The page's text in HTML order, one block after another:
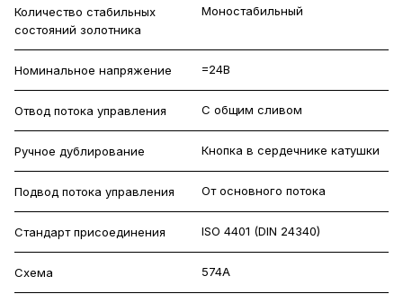
Количество стабильных
состояний золотника
Моностабильный
Номинальное напряжение =24В
Отвод потока управления С общим сливом
Ручное дублирование Кнопка в сердечнике катушки
Подвод потока управления От основного потока
Стандарт присоединения ISO 4401 (DIN 24340)
Схема 574А